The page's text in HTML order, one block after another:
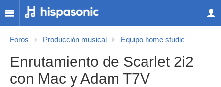
Foros Producción musical Equipo home studio
Enrutamiento de Scarlet 2i2
con Mac y Adam T7V